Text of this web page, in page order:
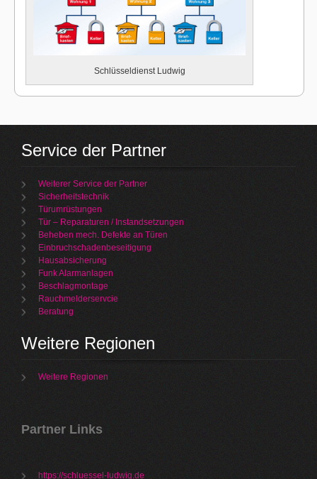
Schlüsseldienst Ludwig
Service der Partner
Weiterer Service der Partner
Sicherheitstechnik
Türumrüstungen
Tür – Reparaturen / Instandsetzungen
Beheben mech. Defekte an Türen
Einbruchschadenbeseitigung
Hausabsicherung
Funk Alarmanlagen
Beschlagmontage
Rauchmelderservcie
Beratung
Weitere Regionen
Weitere Regionen
Partner Links
https://schluessel-ludwig.de